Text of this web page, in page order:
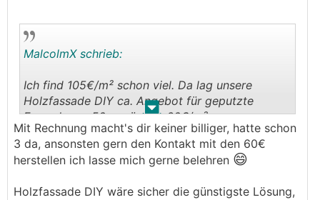
. .
MalcolmX schrieb:
Ich find 105€/m² schon viel. Da lag unsere
Holzfassade DIY ca. Angebot für geputzte
Fassade am 50er wäre ca 60€/m² gewesen.
Mit Rechnung macht's dir keiner billiger, hatte schon
3 da, ansonsten gern den Kontakt mit den 60€
herstellen ich lasse mich gerne belehren 😄
Holzfassade DIY wäre sicher die günstigste Lösung,